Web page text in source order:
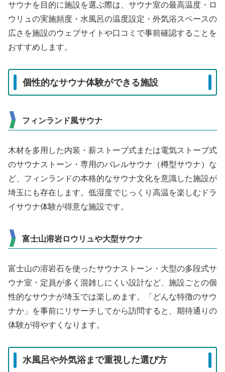
サウナを目的に施設を選ぶ際は、サウナ室の最高温度・ロ
ウリュの実施頻度・水風呂の温度設定・外気浴スペースの
広さを施設のウェブサイトや口コミで事前確認することを
おすすめします。
個性的なサウナ体験ができる施設
フィンランド風サウナ
木材を多用した内装・薪ストーブ式または電気ストーブ式
のサウナストーン・専用のバレルサウナ（樽型サウナ）な
ど、フィンランドの本格的なサウナ文化を意識した施設が
埼玉にも存在します。低湿度でじっくり高温を楽しむドラ
イサウナ体験が得意な施設です。
富士山溶岩ロウリュや大型サウナ
富士山の溶岩石を使ったサウナストーン・大型の多段式サ
ウナ室・定員が多く混雑しにくい設計など、施設ごとの個
性的なサウナが埼玉では楽しめます。「どんな特徴のサウ
ナか」を事前にリサーチしてから訪問すると、期待通りの
体験が得やすくなります。
水風呂や外気浴まで重視した選び方